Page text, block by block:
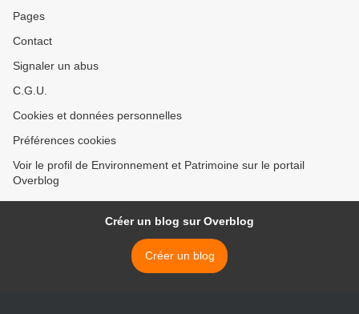
Pages
Contact
Signaler un abus
C.G.U.
Cookies et données personnelles
Préférences cookies
Voir le profil de Environnement et Patrimoine sur le portail
Overblog
Créer un blog sur Overblog
Créer un blog